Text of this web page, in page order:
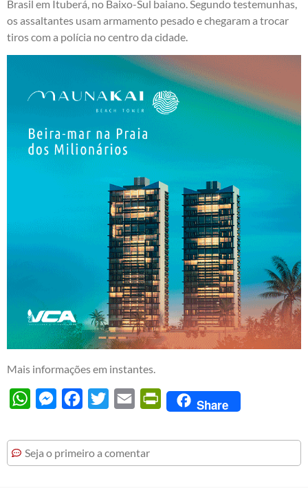
Brasil em Ituberá, no Baixo-Sul baiano. Segundo testemunhas,
os assaltantes usam armamento pesado e chegaram a trocar
tiros com a polícia no centro da cidade.
Mais informações em instantes.
WhatsAppMessengerFacebook
Twitter Email PrintFriendly
Share
Seja o primeiro a comentar